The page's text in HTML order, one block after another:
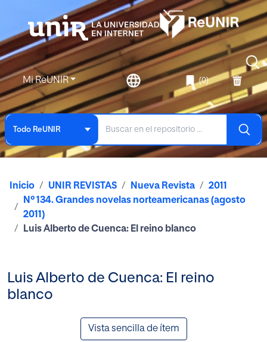
Mi ReUNIR (0)
Todo ReUNIR
Inicio UNIR REVISTAS Nueva Revista
2011
Nº 134. Grandes novelas norteamericanas (agosto
2011)
Luis Alberto de Cuenca: El reino blanco
Luis Alberto de Cuenca: El reino
blanco
Vista sencilla de ítem